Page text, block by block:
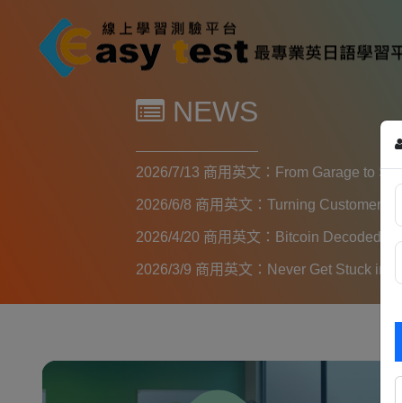
NEWS
2026/7/13 商用英文：From Garage to
2026/6/8 商用英文：Turning Customer
2026/4/20 商用英文：Bitcoin Decoded:
2026/3/9 商用英文：Never Get Stuck in